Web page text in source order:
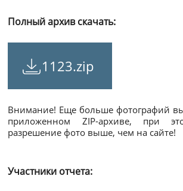
Полный архив скачать:
1123.zip
Внимание! Еще больше фотографий
приложенном ZIP-архиве, при
разрешение фото выше, чем на сайте!
Участники отчета: